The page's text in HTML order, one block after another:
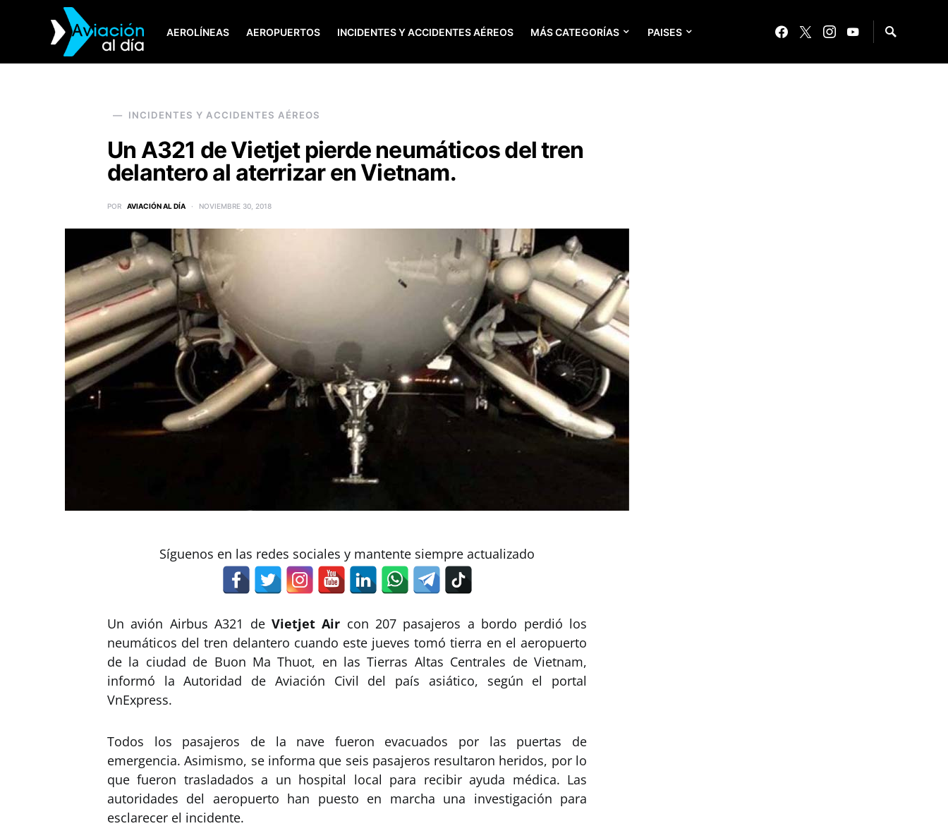
AEROLÍNEAS AEROPUERTOS INCIDENTES Y ACCIDENTES AÉREOS MÁS CATEGORÍAS PAISES
SEARCH FOR:
INCIDENTES Y ACCIDENTES AÉREOS
Un A321 de Vietjet pierde neumáticos del tren
delantero al aterrizar en Vietnam.
POR AVIACIÓN AL DÍA NOVIEMBRE 30, 2018
Síguenos en las redes sociales y mantente siempre actualizado
Un avión Airbus A321 de Vietjet Air con 207 pasajeros a bordo perdió los
neumáticos del tren delantero cuando este jueves tomó tierra en el aeropuerto
de la ciudad de Buon Ma Thuot, en las Tierras Altas Centrales de Vietnam,
informó la Autoridad de Aviación Civil del país asiático, según el portal
VnExpress.
Todos los pasajeros de la nave fueron evacuados por las puertas de
emergencia. Asimismo, se informa que seis pasajeros resultaron heridos, por lo
que fueron trasladados a un hospital local para recibir ayuda médica. Las
autoridades del aeropuerto han puesto en marcha una investigación para
esclarecer el incidente.